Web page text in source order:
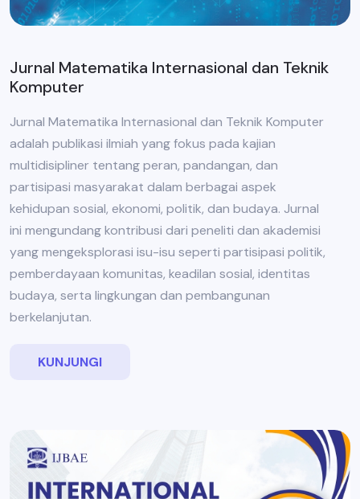
Jurnal Matematika Internasional dan Teknik
Komputer
Jurnal Matematika Internasional dan Teknik Komputer
adalah publikasi ilmiah yang fokus pada kajian
multidisipliner tentang peran, pandangan, dan
partisipasi masyarakat dalam berbagai aspek
kehidupan sosial, ekonomi, politik, dan budaya. Jurnal
ini mengundang kontribusi dari peneliti dan akademisi
yang mengeksplorasi isu-isu seperti partisipasi politik,
pemberdayaan komunitas, keadilan sosial, identitas
budaya, serta lingkungan dan pembangunan
berkelanjutan.
KUNJUNGI